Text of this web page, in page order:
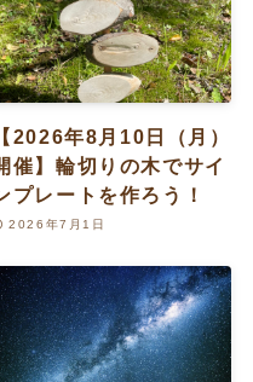
【2026年8月10日（月）
催】輪切りの木でサイ
プレートを作ろう！
2026年7月1日